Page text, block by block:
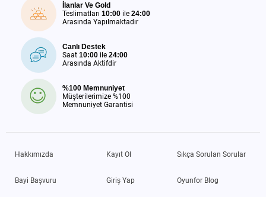
İlanlar Ve Gold
Teslimatları 10:00 ile 24:00
Arasında Yapılmaktadır
Canlı Destek
Saat 10:00 ile 24:00
Arasında Aktifdir
%100 Memnuniyet
Müşterilerimize %100
Memnuniyet Garantisi
Hakkımızda
Bayi Başvuru
Kayıt Ol
Giriş Yap
Sıkça Sorulan Sorular
Oyunfor Blog